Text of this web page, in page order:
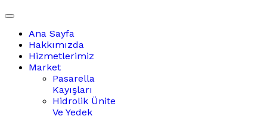
Ana Sayfa
Hakkımızda
Hizmetlerimiz
Market
Pasarella
Kayışları
Hidrolik Ünite
Ve Yedek